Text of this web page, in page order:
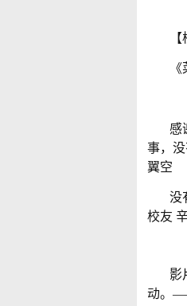
感
事，
翼空
没
校友
影
动。